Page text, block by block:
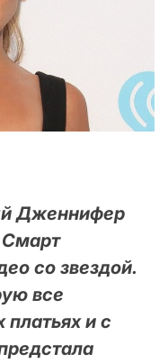
Дженнифер
со звездой.
все
платьях и с